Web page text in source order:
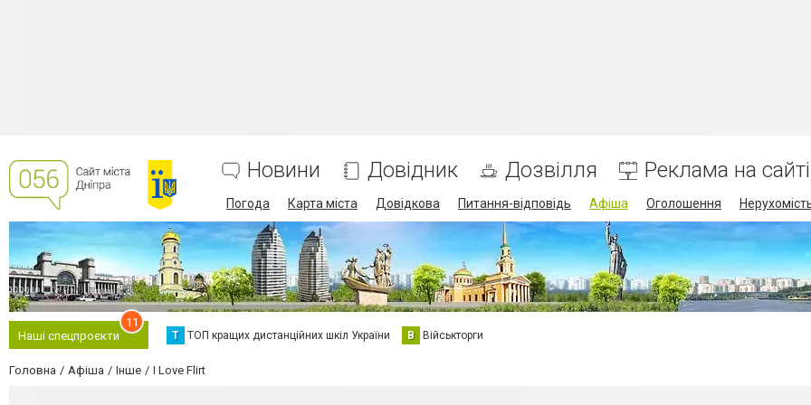
Новини Довідник Дозвілля Реклама на сайті
Погода Карта міста Довідкова Питання-відповідь Афіша Оголошення
Наші спецпроєкти
11
Т ТОП кращих дистанційних шкіл України В Військторги
Головна Афіша Інше I Love Flirt